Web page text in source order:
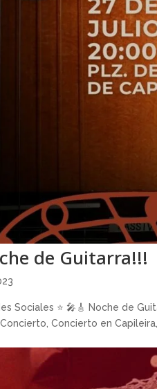
de Guitarra!!!
Sociales ⭐️ 🎤🎸 Noche de
Concierto en